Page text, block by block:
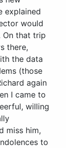
explained
would
On that trip
there,
the data
(those
again
I came to
willing
miss him,
to